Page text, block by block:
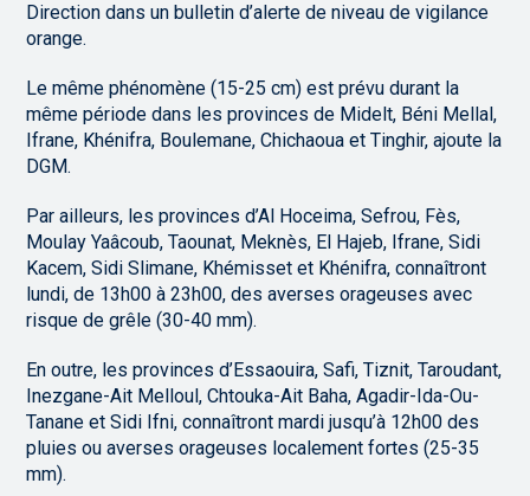
Direction dans un bulletin d’alerte de niveau de vigilance
orange.
Le même phénomène (15-25 cm) est prévu durant la
même période dans les provinces de Midelt, Béni Mellal,
Ifrane, Khénifra, Boulemane, Chichaoua et Tinghir, ajoute la
DGM.
Par ailleurs, les provinces d’Al Hoceima, Sefrou, Fès,
Moulay Yaâcoub, Taounat, Meknès, El Hajeb, Ifrane, Sidi
Kacem, Sidi Slimane, Khémisset et Khénifra, connaîtront
lundi, de 13h00 à 23h00, des averses orageuses avec
risque de grêle (30-40 mm).
En outre, les provinces d’Essaouira, Safi, Tiznit, Taroudant,
Inezgane-Ait Melloul, Chtouka-Ait Baha, Agadir-Ida-Ou-
Tanane et Sidi Ifni, connaîtront mardi jusqu’à 12h00 des
pluies ou averses orageuses localement fortes (25-35
mm).